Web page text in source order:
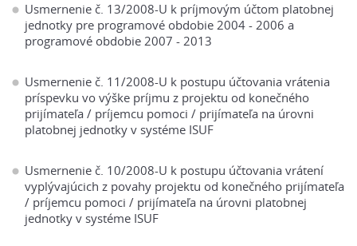
Usmernenie č. 13/2008-U k príjmovým účtom platobnej
jednotky pre programové obdobie 2004 - 2006 a
programové obdobie 2007 - 2013
Usmernenie č. 11/2008-U k postupu účtovania vrátenia
príspevku vo výške príjmu z projektu od konečného
prijímateľa / príjemcu pomoci / prijímateľa na úrovni
platobnej jednotky v systéme ISUF
Usmernenie č. 10/2008-U k postupu účtovania vrátení
vyplývajúcich z povahy projektu od konečného prijímateľa
/ príjemcu pomoci / prijímateľa na úrovni platobnej
jednotky v systéme ISUF